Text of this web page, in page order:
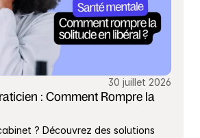
30 juillet 2026
: Comment Rompre la
? Découvrez des solutions